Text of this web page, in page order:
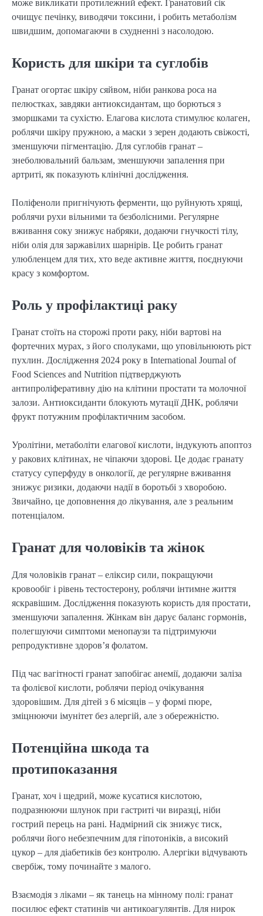
може викликати протилежний ефект. Гранатовий сік
очищує печінку, виводячи токсини, і робить метаболізм
швидшим, допомагаючи в схудненні з насолодою.
Користь для шкіри та суглобів
Гранат огортає шкіру сяйвом, ніби ранкова роса на
пелюстках, завдяки антиоксидантам, що борються з
зморшками та сухістю. Елагова кислота стимулює колаген,
роблячи шкіру пружною, а маски з зерен додають свіжості,
зменшуючи пігментацію. Для суглобів гранат –
знеболювальний бальзам, зменшуючи запалення при
артриті, як показують клінічні дослідження.
Поліфеноли пригнічують ферменти, що руйнують хрящі,
роблячи рухи вільними та безболісними. Регулярне
вживання соку знижує набряки, додаючи гнучкості тілу,
ніби олія для заржавілих шарнірів. Це робить гранат
улюбленцем для тих, хто веде активне життя, поєднуючи
красу з комфортом.
Роль у профілактиці раку
Гранат стоїть на сторожі проти раку, ніби вартові на
фортечних мурах, з його сполуками, що уповільнюють ріст
пухлин. Дослідження 2024 року в International Journal of
Food Sciences and Nutrition підтверджують
антипроліферативну дію на клітини простати та молочної
залози. Антиоксиданти блокують мутації ДНК, роблячи
фрукт потужним профілактичним засобом.
Уролітіни, метаболіти елагової кислоти, індукують апоптоз
у ракових клітинах, не чіпаючи здорові. Це додає гранату
статусу суперфуду в онкології, де регулярне вживання
знижує ризики, додаючи надії в боротьбі з хворобою.
Звичайно, це доповнення до лікування, але з реальним
потенціалом.
Гранат для чоловіків та жінок
Для чоловіків гранат – еліксир сили, покращуючи
кровообіг і рівень тестостерону, роблячи інтимне життя
яскравішим. Дослідження показують користь для простати,
зменшуючи запалення. Жінкам він дарує баланс гормонів,
полегшуючи симптоми менопаузи та підтримуючи
репродуктивне здоров’я фолатом.
Під час вагітності гранат запобігає анемії, додаючи заліза
та фолієвої кислоти, роблячи період очікування
здоровішим. Для дітей з 6 місяців – у формі пюре,
зміцнюючи імунітет без алергій, але з обережністю.
Потенційна шкода та
протипоказання
Гранат, хоч і щедрий, може кусатися кислотою,
подразнюючи шлунок при гастриті чи виразці, ніби
гострий перець на рані. Надмірний сік знижує тиск,
роблячи його небезпечним для гіпотоніків, а високий
цукор – для діабетиків без контролю. Алергіки відчувають
свербіж, тому починайте з малого.
Взаємодія з ліками – як танець на мінному полі: гранат
посилює ефект статинів чи антикоагулянтів. Для нирок